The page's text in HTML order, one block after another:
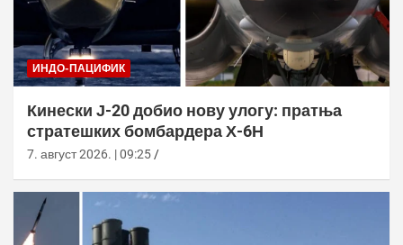
ИНДО-ПАЦИФИК
Кинески Ј-20 добио нову улогу: пратња
стратешких бомбардера Х-6Н
7. август 2026. | 09:25